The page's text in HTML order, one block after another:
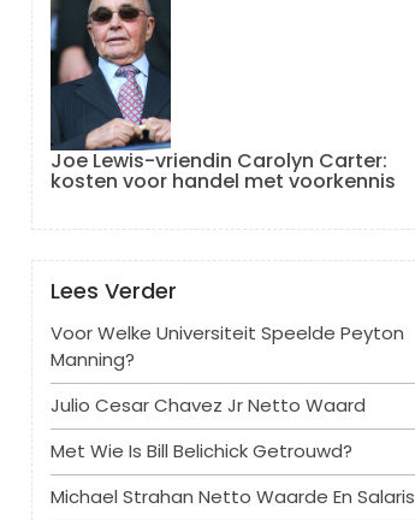
Joe Lewis-vriendin Carolyn Carter:
kosten voor handel met voorkennis
Lees Verder
Voor Welke Universiteit Speelde Peyton
Manning?
Julio Cesar Chavez Jr Netto Waard
Met Wie Is Bill Belichick Getrouwd?
Michael Strahan Netto Waarde En Salaris